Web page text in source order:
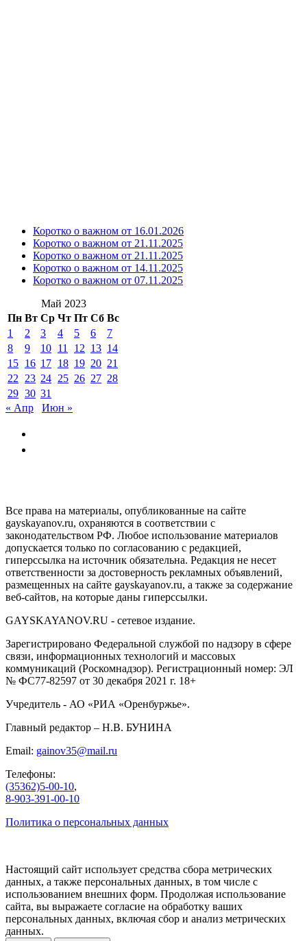
Коротко о важном от 16.01.2026
Коротко о важном от 21.11.2025
Коротко о важном от 21.11.2025
Коротко о важном от 14.11.2025
Коротко о важном от 07.11.2025
Май 2023
Пн Вт Ср Чт Пт Сб Вс
1
2 3 4 5 6
7
8
9 10 11 12 13 14
15 16 17 18 19 20 21
22
23 24 25 26 27 28
29 30 31
« Апр
Июн »
Все права на материалы, опубликованные на сайте
gayskayanov.ru, охраняются в соответствии с
законодательством РФ. Любое использование материалов
допускается только по согласованию с редакцией,
гиперссылка на источник обязательна. Редакция не несет
ответственности за достоверность рекламных объявлений,
размещенных на сайте gayskayanov.ru, а также за содержание
веб-сайтов, на которые даны гиперссылки.
GAYSKAYANOV.RU - сетевое издание.
Зарегистрировано Федеральной службой по надзору в сфере
связи, информационных технологий и массовых
коммуникаций (Роскомнадзор). Регистрационный номер: ЭЛ
№ ФС77-82597 от 30 декабря 2021 г. 18+
Учредитель - АО «РИА «Оренбуржье».
Главный редактор – Н.В. БУНИНА
Email: gainov35@mail.ru
Телефоны:
(35362)5-00-10,
8-903-391-00-10
Политика о персональных данных
Настоящий сайт использует средства сбора метрических
данных, а также персональных данных, в том числе с
использованием внешних форм. Продолжая использование
сайта, вы выражаете согласие на обработку ваших
персональных данных, включая сбор и анализ метрических
данных.